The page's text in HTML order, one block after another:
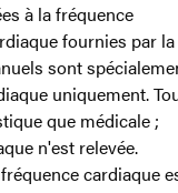
à la fréquence
fournies par la
sont
uniquement.
que médicale ;
n'est relevée.
cardiaque